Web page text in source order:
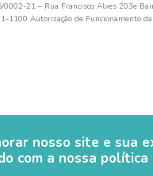
nosso site e sua
com a nossa
0002-21 – Rua Francisco Alves 203e
1100 Autorização de Funcionamento